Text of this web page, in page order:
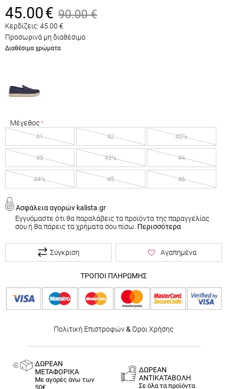
45.00€ 90.00 €
Κερδίζεις: 45.00 €
Προσωρινά μη διαθέσιμο
Διαθέσιμα χρώματα
Μέγεθος
41 42 42½
43 43½ 44
44½ 45 46
Ασφάλεια αγορών kalista.gr
Εγγυόμαστε ότι θα παραλάβεις τα προϊόντα της παραγγελίας
σου ή θα πάρεις τα χρήματα σου πίσω. Περισσότερα
Σύγκριση Αγαπημένα
ΤΡΟΠΟΙ ΠΛΗΡΩΜΗΣ
Πολιτική Επιστροφών& Όροι Χρήσης
ΔΩΡΕΑΝ
ΜΕΤΑΦΟΡΙΚΑ
Με αγορές άνω των
50€
ΔΩΡΕΑΝ
ΑΝΤΙΚΑΤΑΒΟΛΗ
Σε όλα τα προϊόντα